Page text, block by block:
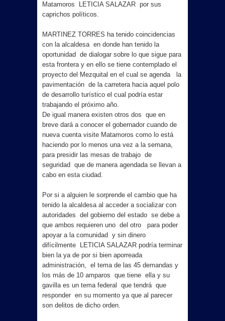
Matamoros LETICIA SALAZAR por sus
caprichos políticos.
MARTINEZ TORRES ha tenido coincidencias
con la alcaldesa en donde han tenido la
oportunidad de dialogar sobre lo que sigue para
esta frontera y en ello se tiene contemplado el
proyecto del Mezquital en el cual se agenda la
pavimentación de la carretera hacia aquel polo
de desarrollo turístico el cual podría estar
trabajando el próximo año.
De igual manera existen otros dos que en
breve dará a conocer el gobernador cuando de
nueva cuenta visite Matamoros como lo está
haciendo por lo menos una vez a la semana,
para presidir las mesas de trabajo de
seguridad que de manera agendada se llevan a
cabo en esta ciudad.
Por si a alguien le sorprende el cambio que ha
tenido la alcaldesa al acceder a socializar con
autoridades del gobierno del estado se debe a
que ambos requieren uno del otro para poder
apoyar a la comunidad y sin dinero
difícilmente LETICIA SALAZAR podría terminar
bien la ya de por si bien aporreada
administración, el tema de las 45 demandas y
los más de 10 amparos que tiene ella y su
gavilla es un tema federal que tendrá que
responder en su momento ya que al parecer
son delitos de dicho orden.